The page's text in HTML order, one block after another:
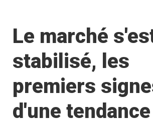
Le marché
stabilisé, les
premiers
d'une